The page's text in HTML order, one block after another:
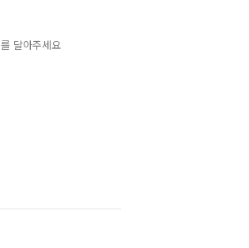
달아주세요